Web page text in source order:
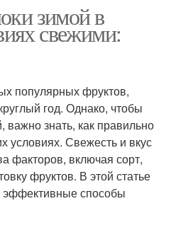
зимой в
свежими:
популярных фруктов,
год. Однако, чтобы
знать, как правильно
условиях. Свежесть и вкус
факторов, включая сорт,
фруктов. В этой статье
способы